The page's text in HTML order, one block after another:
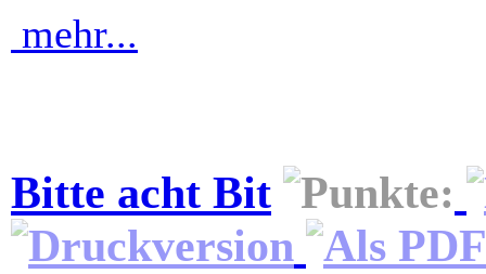
mehr...
Bitte acht Bit